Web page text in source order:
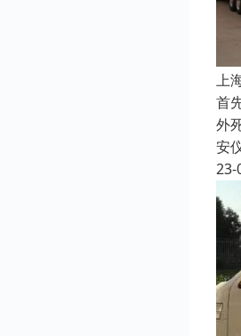
上
首
外
安
23-